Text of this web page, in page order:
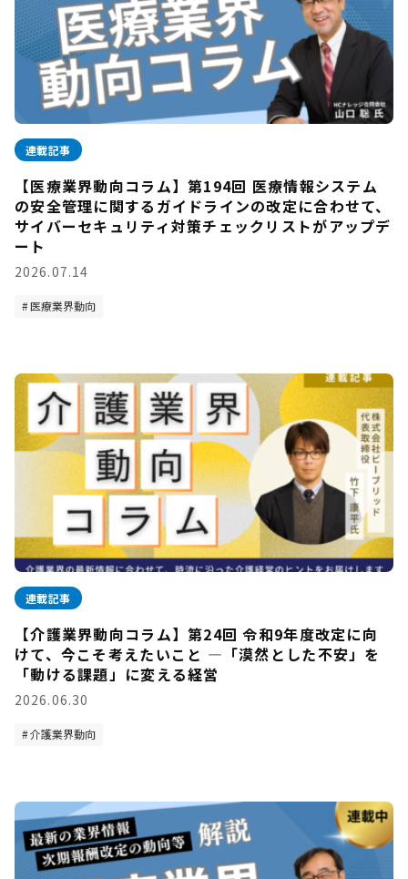
連載記事
【医療業界動向コラム】第194回 医療情報システム
の安全管理に関するガイドラインの改定に合わせて、
サイバーセキュリティ対策チェックリストがアップデ
ート
2026.07.14
医療業界動向
連載記事
【介護業界動向コラム】第24回 令和9年度改定に向
けて、今こそ考えたいこと —「漠然とした不安」を
「動ける課題」に変える経営
2026.06.30
介護業界動向